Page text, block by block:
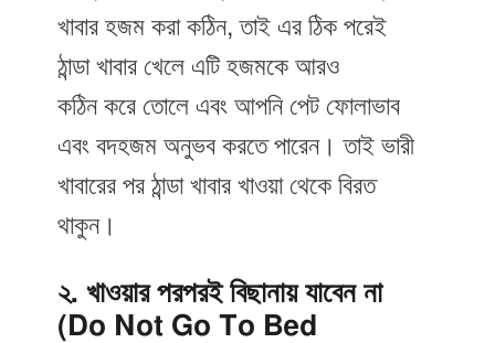
খাবার হজম করা কঠিন, তাই এর ঠিক পরেই
ঠান্ডা খাবার খেলে এটি হজমকে আরও
কঠিন করে তোলে এবং আপনি পেট ফোলাভাব
এবং বদহজম অনুভব করতে পারেন। তাই ভারী
খাবারের পর ঠান্ডা খাবার খাওয়া থেকে বিরত
থাকুন।
২. খাওয়ার পরপরই বিছানায় যাবেন না
(Do Not Go To Bed